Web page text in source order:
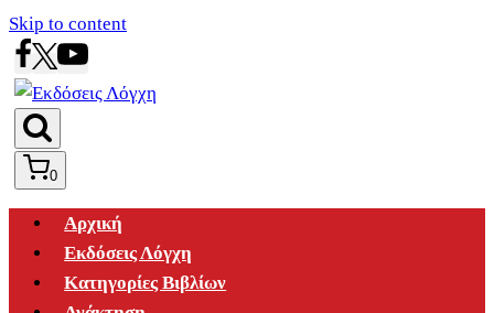
Skip to content
0
Αρχική
Εκδόσεις Λόγχη
Κατηγορίες Βιβλίων